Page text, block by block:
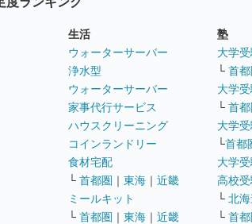
生活
ウォーターサーバー
浄水型
ウォーターサーバー
家事代行サービス
ハウスクリーニング
コインランドリー
食材宅配
└ 首都圏 ｜ 東海 ｜ 近畿
ミールキット
└ 首都圏 ｜ 東海 ｜ 近畿
塾
大学
└ 首都
大学
└ 首都
大学
└首都
大学
高校
└ 北海
└ 首都